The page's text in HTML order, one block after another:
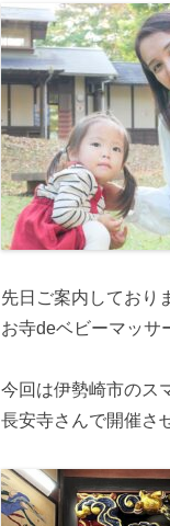
先日ご案内しており
お寺deベビーマッサ
今回は伊勢崎市のス
長安寺さんで開催さ